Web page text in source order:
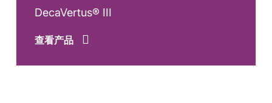
DecaVertus® III
查看产品